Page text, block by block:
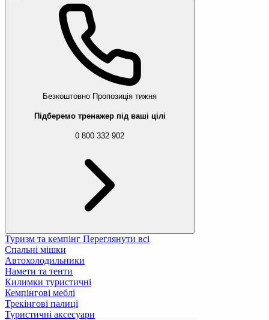
Безкоштовно Пропозиція тижня
Підберемо тренажер під ваші цілі
0 800 332 902
Туризм та кемпінг Переглянути всі
Спальні мішки
Автохолодильники
Намети та тенти
Килимки туристичні
Кемпінгові меблі
Трекінгові палиці
Туристичні аксесуари